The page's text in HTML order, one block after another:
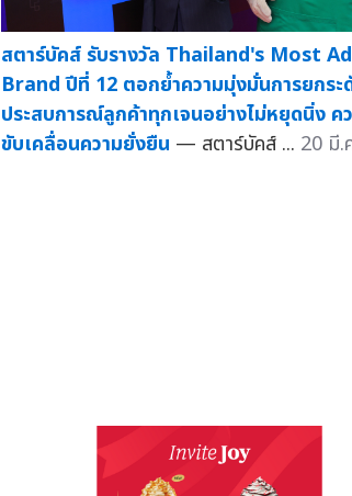
สตาร์บัคส์ รับรางวัล Thailand's Most
Brand ปีที่ 12 ตอกย้ำความมุ่งมั่นการยกระ
ประสบการณ์ลูกค้าทุกเจนอย่างไม่หยุดนิ่ง ค
ขับเคลื่อนความยั่งยืน — สตาร์บัคส์ ... 20 มี.